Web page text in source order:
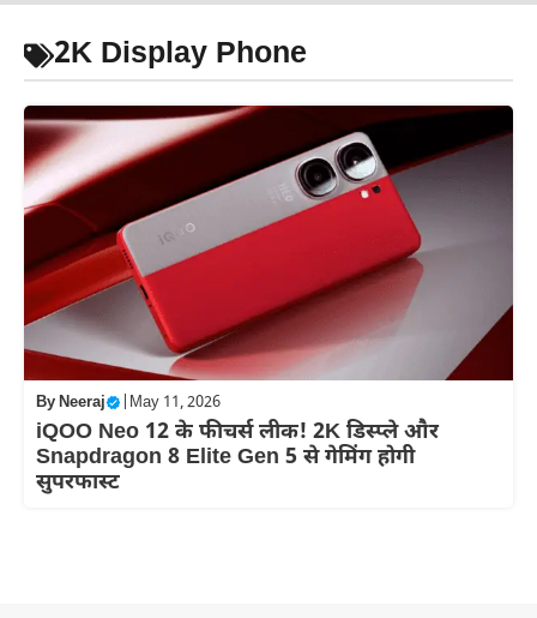
2K Display Phone
ByNeeraj May 11, 2026
iQOO Neo 12 के फीचर्स लीक! 2K डिस्प्ले और
Snapdragon 8 Elite Gen 5 से गेमिंग होगी
सुपरफास्ट